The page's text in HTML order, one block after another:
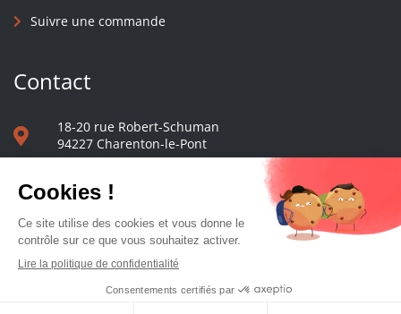
Suivre une commande
Contact
18-20 rue Robert-Schuman
94227 Charenton-le-Pont